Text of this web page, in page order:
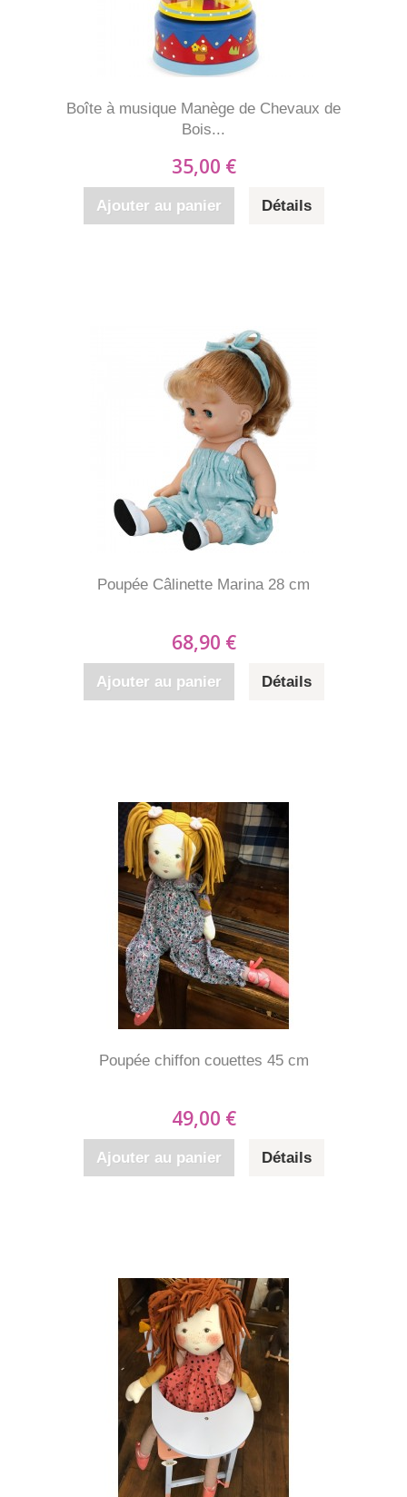
Boîte à musique Manège de Chevaux de
Bois...
35,00 €
Ajouter au panier Détails
Poupée Câlinette Marina 28 cm
68,90 €
Ajouter au panier Détails
Poupée chiffon couettes 45 cm
49,00 €
Ajouter au panier Détails